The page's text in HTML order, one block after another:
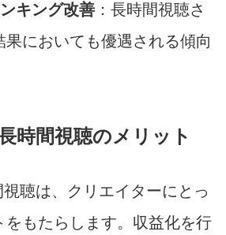
キング改善 ：長時間視聴さ
果においても優遇される傾向
時間視聴のメリット
聴は、クリエイターにとっ
をもたらします。収益化を行